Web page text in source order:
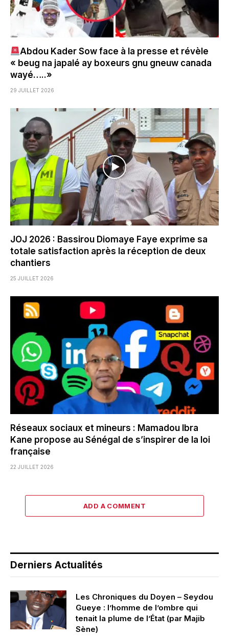
Abdou Kader Sow face à la presse et révèle
« beug na japalé ay boxeurs gnu gneuw canada
wayé…..»
29 JUILLET 2026
JOJ 2026 : Bassirou Diomaye Faye exprime sa
totale satisfaction après la réception de deux
chantiers
25 JUILLET 2026
Réseaux sociaux et mineurs : Mamadou Ibra
Kane propose au Sénégal de s’inspirer de la loi
française
22 JUILLET 2026
ADD A COMMENT
Derniers Actualités
Les Chroniques du Doyen – Seydou
Gueye : l’homme de l’ombre qui
tenait la plume de l’État (par Majib
Sène)